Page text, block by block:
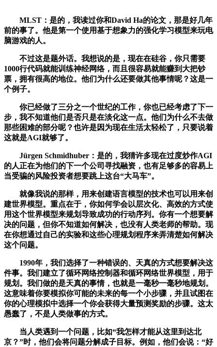
MLST：是的，我读过你和David Ha的论文，那是好几年
前的事了。他是第一个使用基于想象力的强化学习模型来玩电
脑游戏的人。
不过这是题外话。我想说的是，现在在硅谷，你只需要
1000行代码就能训练神经网络，而且很容易就能赚到大把钞
票，拥有很高的地位。他们为什么还要做其他事情呢？这是一
个例子。
你已经做了三分之一个世纪的工作，你也已经考虑了下一
步，我不知道他们是否只是在淡化这一点。他们为什么不去做
那些困难的部分呢？也许是因为现在生活太轻松了，只要说着
这就是AGI就够了。
Jürgen Schmidhuber：是的，我猜许多现在过度炒作AGI
的人正在为他们的下一个公司寻找融资，也有足够多的容易上
当受骗的风险投资者想要跳上这台“大马车”。
就像我说的那样，用来创建语言模型的技术也可以用来创
建世界模型。重点在于，你如何学会以层次化、高效的方式使
用这个世界模型来规划导致成功的行动序列。你有一个想要解
决的问题，但你不知道如何解决，也没有人类老师的帮助。现
在你想通过自己的实验和这些心理规划程序来弄清楚如何解决
这个问题。
1990年，我们选择了一种错误的、天真的方式想要解决这
件事。我们建立了循环网络控制器和循环网络世界模型，用于
规划。我们做的是天真的事情，也就是一毫秒一毫秒地规划。
这意味着你要模拟你可能的未来的每一个小步骤，并且试图在
你的心理模拟中选择一个你会获得大量预测奖励的步骤。这太
愚蠢了，不是人类做事的方式。
当人类遇到一个问题，比如“我怎样才能从这里到达北
京？”时，他们会将问题分解成子目标。例如，他们会说：“好